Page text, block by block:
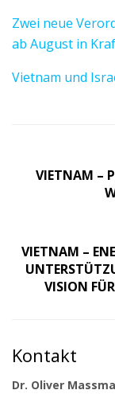
Zwei neue
ab August in
Vietnam und
VIETNAM –
VIETNAM –
VISION
Kontakt
Dr. Oliver